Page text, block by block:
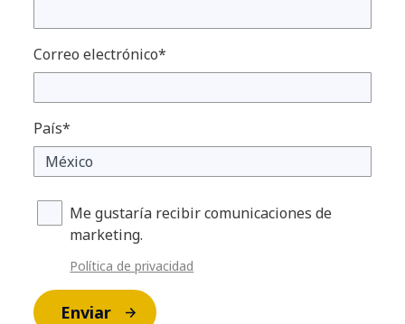
Correo electrónico*
País*
Me gustaría recibir comunicaciones de
marketing.
Política de privacidad
Enviar